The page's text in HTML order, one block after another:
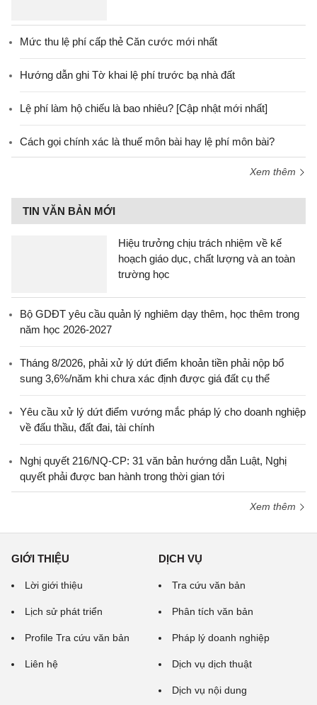
Mức thu lệ phí cấp thẻ Căn cước mới nhất
Hướng dẫn ghi Tờ khai lệ phí trước bạ nhà đất
Lệ phí làm hộ chiếu là bao nhiêu? [Cập nhật mới nhất]
Cách gọi chính xác là thuế môn bài hay lệ phí môn bài?
Xem thêm
TIN VĂN BẢN MỚI
Hiệu trưởng chịu trách nhiệm về kế
hoạch giáo dục, chất lượng và an toàn
trường học
Bộ GDĐT yêu cầu quản lý nghiêm dạy thêm, học thêm trong
năm học 2026-2027
Tháng 8/2026, phải xử lý dứt điểm khoản tiền phải nộp bổ
sung 3,6%/năm khi chưa xác định được giá đất cụ thể
Yêu cầu xử lý dứt điểm vướng mắc pháp lý cho doanh nghiệp
về đấu thầu, đất đai, tài chính
Nghị quyết 216/NQ-CP: 31 văn bản hướng dẫn Luật, Nghị
quyết phải được ban hành trong thời gian tới
Xem thêm
GIỚI THIỆU
Lời giới thiệu
Lịch sử phát triển
Profile Tra cứu văn bản
Liên hệ
DỊCH VỤ
Tra cứu văn bản
Phân tích văn bản
Pháp lý doanh nghiệp
Dịch vụ dịch thuật
Dịch vụ nội dung